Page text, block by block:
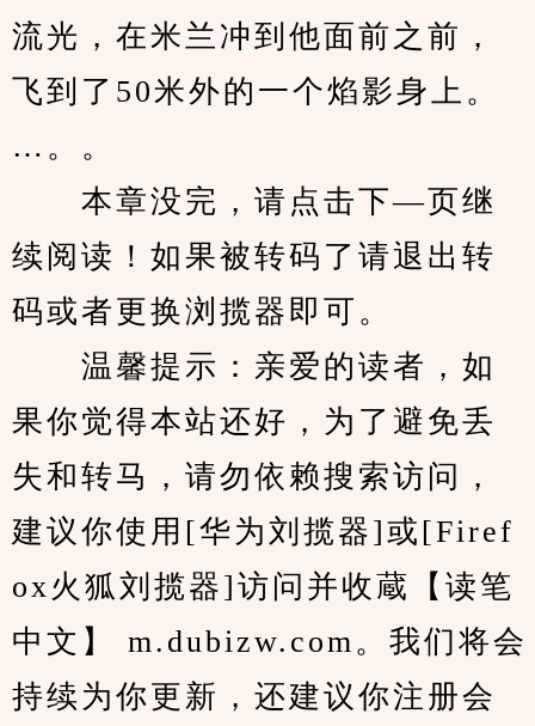
流光，在米兰冲到他面前之前，
飞到了50米外的一个焰影身上。
…。。
本章没完，请点击下—页继
续阅读！如果被转码了请退出转
码或者更换浏揽器即可。
温馨提示：亲爱的读者，如
果你觉得本站还好，为了避免丢
失和转马，请勿依赖搜索访问，
建议你使用[华为刘揽器]或[Firef
ox火狐刘揽器]访问并收蔵【读笔
中文】 m.dubizw.com。我们将会
持续为你更新，还建议你注册会